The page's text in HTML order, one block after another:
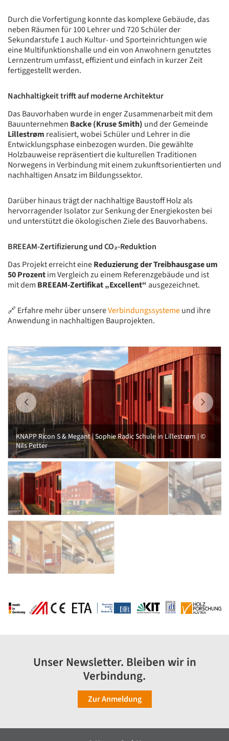
Durch die Vorfertigung konnte das komplexe Gebäude, das
neben Räumen für 100 Lehrer und 720 Schüler der
Sekundarstufe 1 auch Kultur- und Sporteinrichtungen wie
eine Multifunktionshalle und ein von Anwohnern genutztes
Lernzentrum umfasst, effizient und einfach in kurzer Zeit
fertiggestellt werden.
Nachhaltigkeit trifft auf moderne Architektur
Das Bauvorhaben wurde in enger Zusammenarbeit mit dem
Bauunternehmen Backe (Kruse Smith) und der Gemeinde
Lillestrøm realisiert, wobei Schüler und Lehrer in die
Entwicklungsphase einbezogen wurden. Die gewählte
Holzbauweise repräsentiert die kulturellen Traditionen
Norwegens in Verbindung mit einem zukunftsorientierten und
nachhaltigen Ansatz im Bildungssektor.
Darüber hinaus trägt der nachhaltige Baustoff Holz als
hervorragender Isolator zur Senkung der Energiekosten bei
und unterstützt die ökologischen Ziele des Bauvorhabens.
BREEAM-Zertifizierung und CO₂-Reduktion
Das Projekt erreicht eineReduzierung der Treibhausgase um
50 Prozentim Vergleich zu einem Referenzgebäude und ist
mit dem BREEAM-Zertifikat „Excellent“ ausgezeichnet.
🔗 Erfahre mehr über unsereVerbindungssystemeund ihre
Anwendung in nachhaltigen Bauprojekten.
KNAPP Ricon S & Megant | Sophie Radic Schule in Lillestrøm | ©
Nils Petter
Unser Newsletter. Bleiben wir in
Verbindung.
Zur Anmeldung